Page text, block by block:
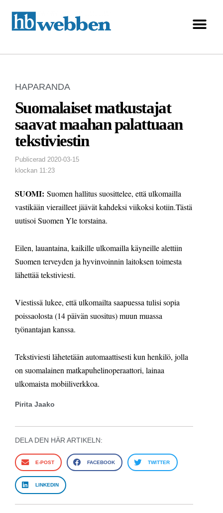
HAPARANDA
Suomalaiset matkustajat
saavat maahan palattuaan
tekstiviestin
Publicerad 2020-03-15
klockan 11:23
SUOMI: Suomen hallitus suosittelee, että ulkomailla
vastikään vierailleet jäävät kahdeksi viikoksi kotiin.Tästä
uutisoi Suomen Yle torstaina.
Eilen, lauantaina, kaikille ulkomailla käyneille alettiin
Suomen terveyden ja hyvinvoinnin laitoksen toimesta
lähettää tekstiviesti.
Viestissä lukee, että ulkomailta saapuessa tulisi sopia
poissaolosta (14 päivän suositus) muun muassa
työnantajan kanssa.
Tekstiviesti lähetetään automaattisesti kun henkilö, jolla
on suomalainen matkapuhelinoperaattori, lainaa
ulkomaista mobiiliverkkoa.
Pirita Jaako
DELA DEN HÄR ARTIKELN:
E-POST FACEBOOK TWITTER
LINKEDIN